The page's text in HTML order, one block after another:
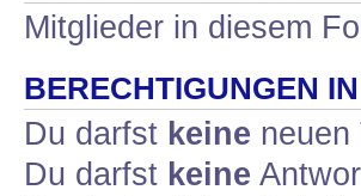
Mitglieder in diesem
BERECHTIGUNGEN
Du darfst keine neuen
Du darfst keine